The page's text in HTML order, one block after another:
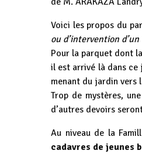
Voici les propos du
ou d’intervention
Pour la parquet dont
il est arrivé là dans
menant du jardin vers
Trop de mystères,
d’autres devoirs
Au niveau de la
cadavres de jeunes